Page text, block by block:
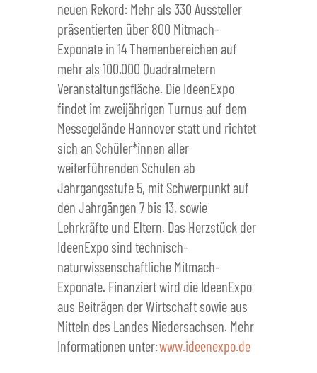
neuen Rekord: Mehr als 330 Aussteller
präsentierten über 800 Mitmach-
Exponate in 14 Themenbereichen auf
mehr als 100.000 Quadratmetern
Veranstaltungsfläche. Die IdeenExpo
findet im zweijährigen Turnus auf dem
Messegelände Hannover statt und richtet
sich an Schüler*innen aller
weiterführenden Schulen ab
Jahrgangsstufe 5, mit Schwerpunkt auf
den Jahrgängen 7 bis 13, sowie
Lehrkräfte und Eltern. Das Herzstück der
IdeenExpo sind technisch-
naturwissenschaftliche Mitmach-
Exponate. Finanziert wird die IdeenExpo
aus Beiträgen der Wirtschaft sowie aus
Mitteln des Landes Niedersachsen. Mehr
Informationen unter:www.ideenexpo.de